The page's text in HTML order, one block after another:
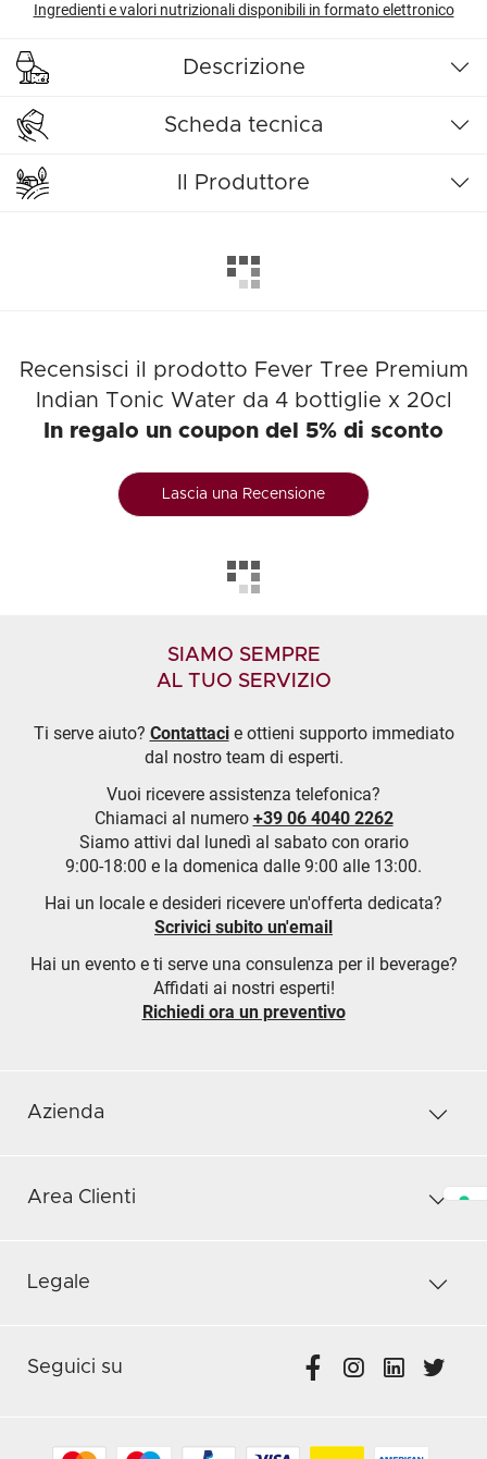
Ingredienti e valori nutrizionali disponibili in formato elettronico
Descrizione
Scheda tecnica
Il Produttore
Recensisci il prodotto Fever Tree Premium
Indian Tonic Water da 4 bottiglie x 20cl
In regalo un coupon del 5% di sconto
Lascia una Recensione
SIAMO SEMPRE
AL TUO SERVIZIO
Ti serve aiuto? Contattacie ottieni supporto immediato
dal nostro team di esperti.
Vuoi ricevere assistenza telefonica?
Chiamaci al numero +39 06 4040 2262
Siamo attivi dal lunedì al sabato con orario
9:00-18:00 e la domenica dalle 9:00 alle 13:00.
Hai un locale e desideri ricevere un'offerta dedicata?
Scrivici subito un'email
Hai un evento e ti serve una consulenza per il beverage?
Affidati ai nostri esperti!
Richiedi ora un preventivo
Azienda
Area Clienti
Legale
Seguici su